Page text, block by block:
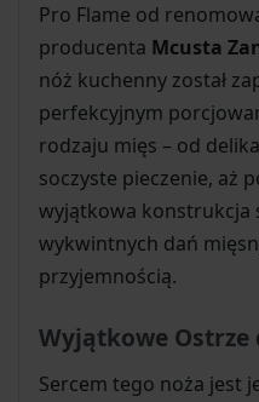
Pro Flame od
producenta Mcusta
nóż kuchenny został
perfekcyjnym
rodzaju mięs – od
soczyste pieczenie, aż
wyjątkowa konstrukcja
wykwintnych dań
przyjemnością.
Wyjątkowe Ostrze
Sercem tego noża jest